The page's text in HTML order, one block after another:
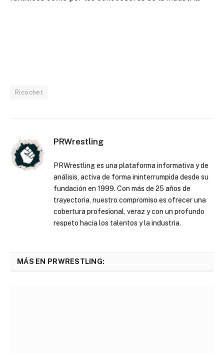
Ricochet
PRWrestling
PRWrestling es una plataforma informativa y de
análisis, activa de forma ininterrumpida desde su
fundación en 1999. Con más de 25 años de
trayectoria, nuestro compromiso es ofrecer una
cobertura profesional, veraz y con un profundo
respeto hacia los talentos y la industria.
MÁS EN PRWRESTLING: